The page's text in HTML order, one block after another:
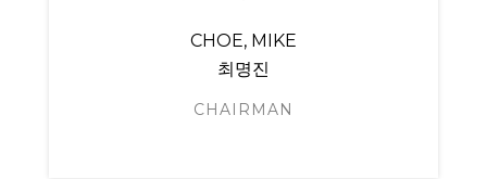
CHOE, MIKE
최명진
CHAIRMAN